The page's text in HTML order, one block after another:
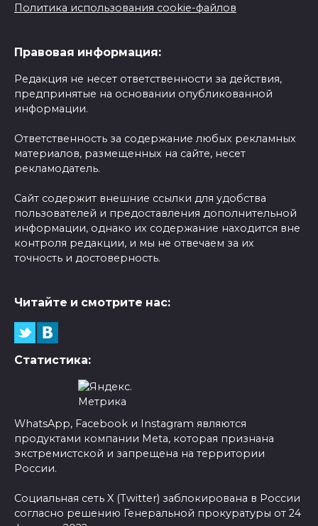
Политика использования cookie-файлов
Правовая информация:
Редакция не несет ответственности за действия,
предпринятые на основании опубликованной
информации.
Ответственность за содержание любых рекламных
материалов, размещенных на сайте, несет
рекламодатель.
Сайт содержит внешние ссылки для удобства
пользователей и предоставления дополнительной
информации, однако их содержание находится вне
контроля редакции, и мы не отвечаем за их
точность и достоверность.
Читайте и смотрите нас:
Статистика:
WhatsApp, Facebook и Instagram являются
продуктами компании Meta, которая признана
экстремистской и запрещена на территории
России.
Социальная сеть X (Twitter) заблокирована в России
согласно решению Генеральной прокуратуры от 24